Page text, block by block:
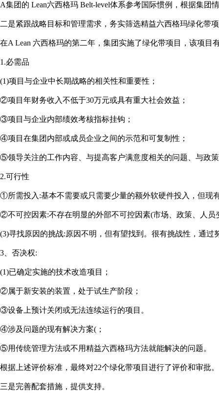
A集团的 Lean六西格玛 Belt-level体系参考国际惯例，根据集
二是紧跟战略目标和管理需求，务实筛选精益六西格玛绿化带
在A Lean 六西格玛的第二年，集团实施了绿化带项目，该项
1.必需品
(1)项目与企业中长期战略的相关性和重要性；
②项目年财务收入不低于30万元或具有重大社会效益；
③项目与企业内部绩效考核指标挂钩；
④项目在集团内部或成员企业之间的示范和可复制性；
⑤领导关注的工作内容、与提高客户满意度相关的问题、与政
2.可行性
①所需投入:基本不需要或只需要少量的额外软硬件投入，但现
②不可控因素:不存在明显的外部不可控因素(市场、政策、人
(3)寻找原因的挑战:原因不明，但有望找到。很有挑战性，通过
3、否决权:
(1)已确定实施的技术改造项目；
②属于新安装的装置，处于试生产阶段；
③设备上预计关闭或无法连续运行的项目。
④涉及问题的现有解决方案(；
⑤用传统管理方法或不用精益六西格玛方法就能解决的问题。
根据上述评价标准，最终对22个绿化带项目进行了评价和审批
三是完善配套措施，提供支持。